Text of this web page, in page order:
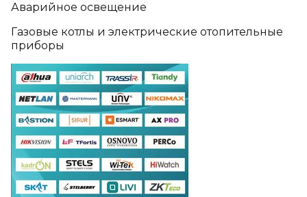
Аварийное освещение
Газовые котлы и электрические отопительные
приборы